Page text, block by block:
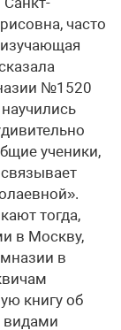
часто
№1520
ученики,
тогда,
в Москву,
в
книгу об
видами